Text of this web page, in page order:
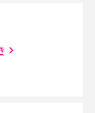
解説
続方法を解説